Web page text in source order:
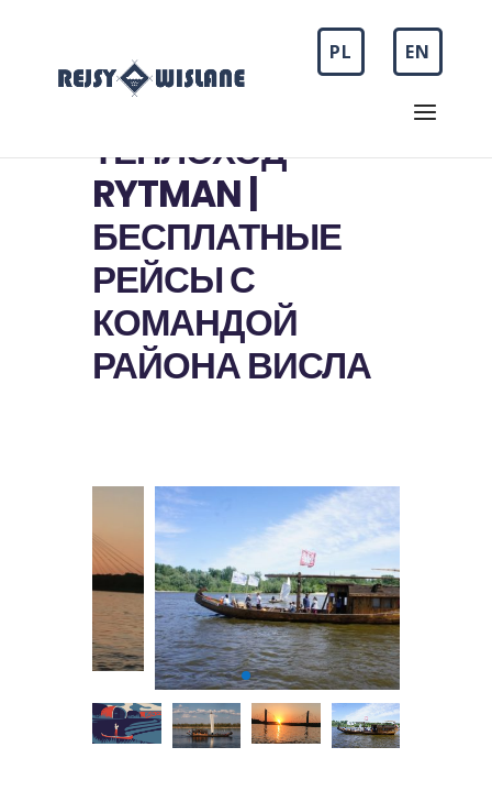
PL EN
ТЕПЛОХОД
RYTMAN |
БЕСПЛАТНЫЕ
РЕЙСЫ С
КОМАНДОЙ
РАЙОНА ВИСЛА